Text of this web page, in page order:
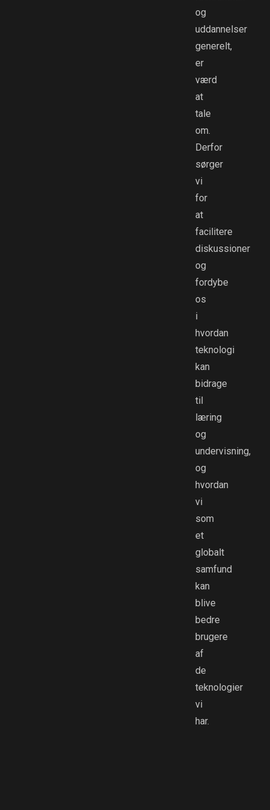
og
uddannelser
generelt,
er
værd
at
tale
om.
Derfor
sørger
vi
for
at
facilitere
diskussioner
og
fordybe
os
i
hvordan
teknologi
kan
bidrage
til
læring
og
undervisning,
og
hvordan
vi
som
et
globalt
samfund
kan
blive
bedre
brugere
af
de
teknologier
vi
har.